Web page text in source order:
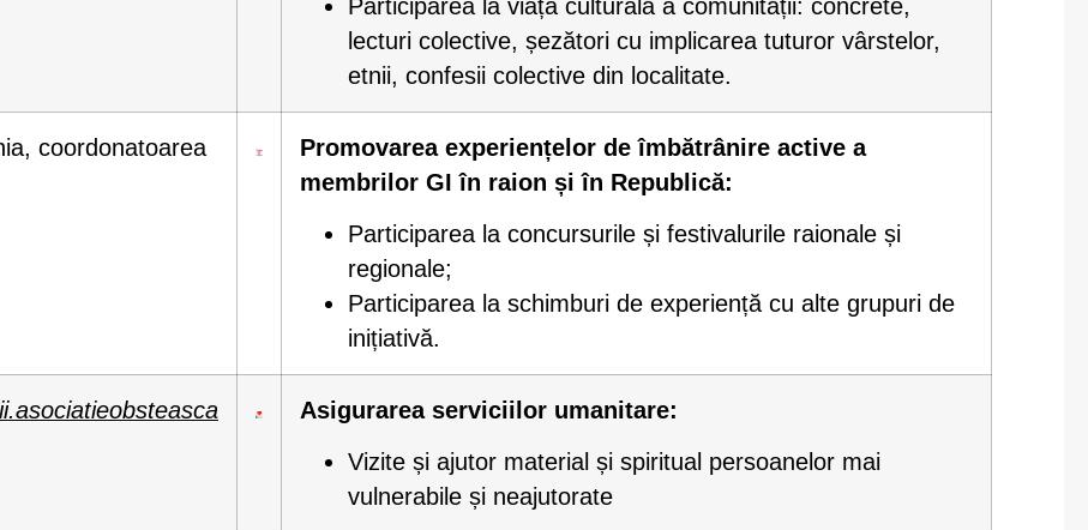
Participarea la viața culturală a comunității: concrete,
lecturi colective, șezători cu implicarea tuturor vârstelor,
etnii, confesii colective din localitate.
coordonatoarea
Promovarea experiențelor de îmbătrânire active a
membrilor GI în raion și în Republică:
Participarea la concursurile și festivalurile raionale și
regionale;
Participarea la schimburi de experiență cu alte grupuri de
inițiativă.
Asigurarea serviciilor umanitare:
Vizite și ajutor material și spiritual persoanelor mai
vulnerabile și neajutorate